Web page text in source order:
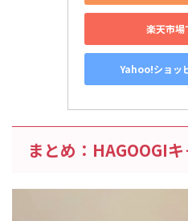
楽天市場
Yahoo!ショッ
まとめ：HAGOOGI